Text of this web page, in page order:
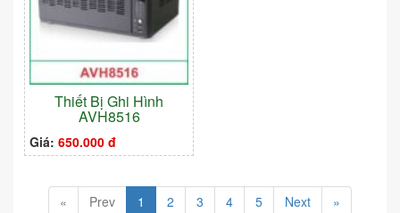
Thiết Bị Ghi Hình
AVH8516
Giá: 650.000 đ
« Prev 1 2 3 4 5 Next »